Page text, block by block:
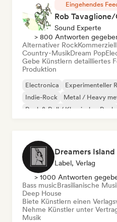
Eingehendes
Rob
Sound Experte
> 800 Antworten
Alternativer Rock
Country-MusikDream Pop
Gebe Künstlern detailliertes
Produktion
Electronica Experimenteller
Indie-Rock
Metal / Heavy
Rock & Roll / Klassischer Rock
Dreamers
Label, Verlag
> 1000 Antworten
Bass musicBrasilianische
Deep House
Biete Künstlern einen
Nehme Künstler unter
Musik